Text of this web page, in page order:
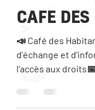
accueilplurielles
CAFE DES
d’échange et